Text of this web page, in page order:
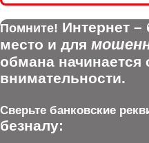
Помните! Интернет
место и для
обмана начинается
внимательности.
Сверьте банковские
безналу: